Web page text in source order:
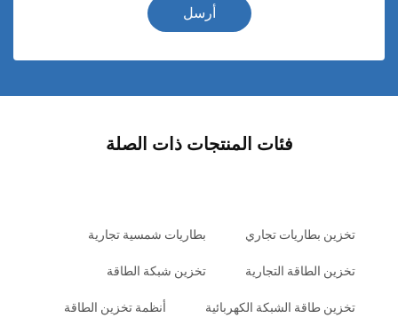
أرسل
فئات المنتجات ذات الصلة
تخزين بطاريات تجاري بطاريات شمسية تجارية
تخزين الطاقة التجارية تخزين شبكة الطاقة
تخزين طاقة الشبكة الكهربائية أنظمة تخزين الطاقة